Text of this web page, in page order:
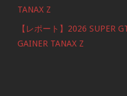
TANAX Z
【レポート】2026 SUPER
GAINER TANAX Z